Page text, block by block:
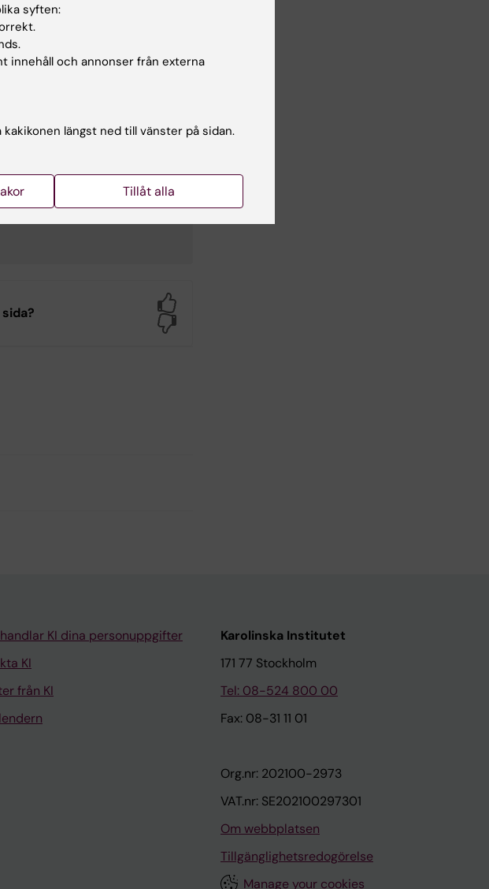
KI dina personuppgifter
KI
från KI
Karolinska Institutet
171 77 Stockholm
Tel: 08-524 800 00
Fax: 08-31 11 01
Org.nr: 202100-2973
VAT.nr: SE202100297301
Om webbplatsen
Tillgänglighetsredogörelse
Manage your cookies
syften:
innehåll och annonser från externa
längst ned till vänster på sidan.
Tillåt alla